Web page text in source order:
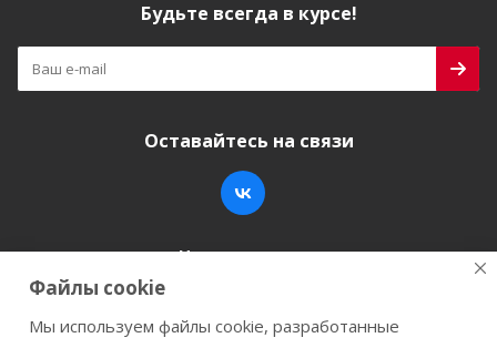
Будьте всегда в курсе!
Оставайтесь на связи
Наши контакты
+7 (846) 200-05-15
Файлы cookie
Мы используем файлы cookie, разработанные